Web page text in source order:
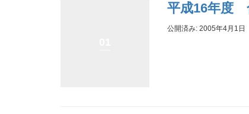
平成16年度
公開済み: 2005年4月1日